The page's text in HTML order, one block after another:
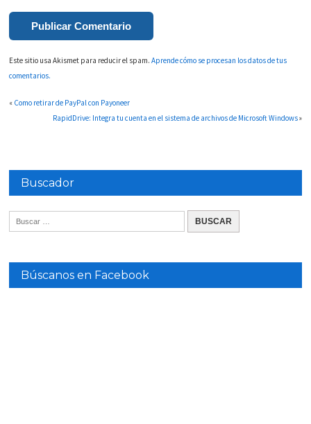
Este sitio usa Akismet para reducir el spam.Aprende cómo se procesan los datos de tus
comentarios.
« Como retirar de PayPal con Payoneer
RapidDrive: Integra tu cuenta en el sistema de archivos de Microsoft Windows»
Buscador
Búscanos en Facebook